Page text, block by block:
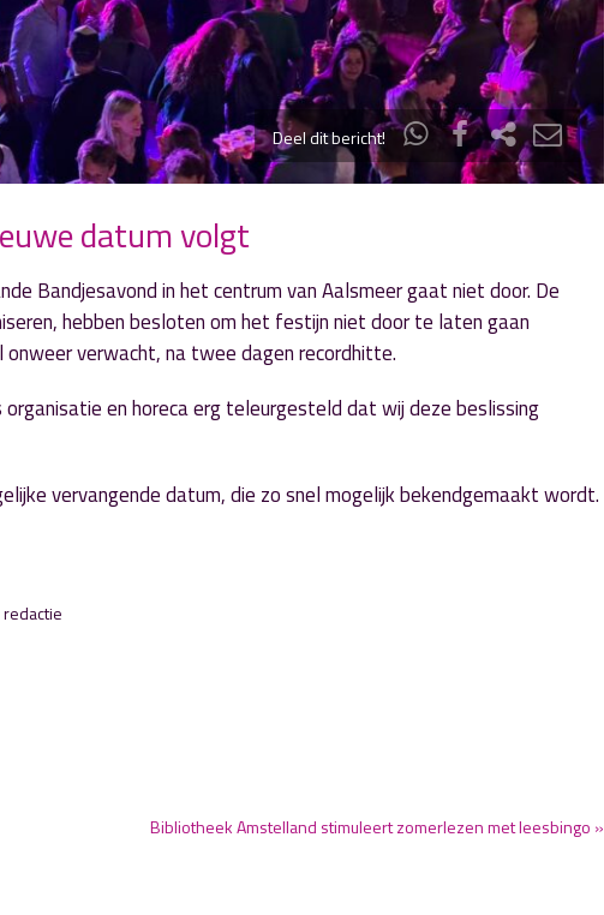
Deel dit bericht!
datum volgt
Bandjesavond in het centrum van Aalsmeer gaat niet door. De
hebben besloten om het festijn niet door te laten gaan
verwacht, na twee dagen recordhitte.
en horeca erg teleurgesteld dat wij deze beslissing
vervangende datum, die zo snel mogelijk bekendgemaakt wordt.
Bibliotheek Amstelland stimuleert zomerlezen met leesbingo »